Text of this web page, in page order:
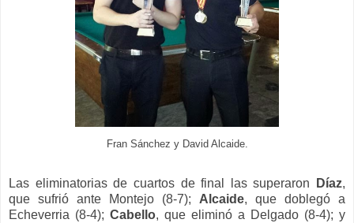
Fran Sánchez y David Alcaide.
Las eliminatorias de cuartos de final las superaron Díaz,
que sufrió ante Montejo (8-7); Alcaide, que doblegó a
Echeverria (8-4); Cabello, que eliminó a Delgado (8-4); y